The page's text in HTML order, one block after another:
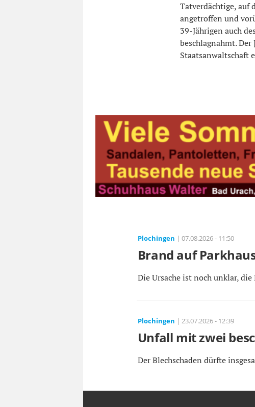
Tatverdächtige, auf
angetroffen und
39-Jährigen auch
beschlagnahmt.
Staatsanwaltschaft
Plochingen | 07.08.2026 - 11:50
Brand auf
Die Ursache ist noch unklar,
Plochingen | 23.07.2026 - 12:39
Unfall mit zwei
Der Blechschaden dürfte